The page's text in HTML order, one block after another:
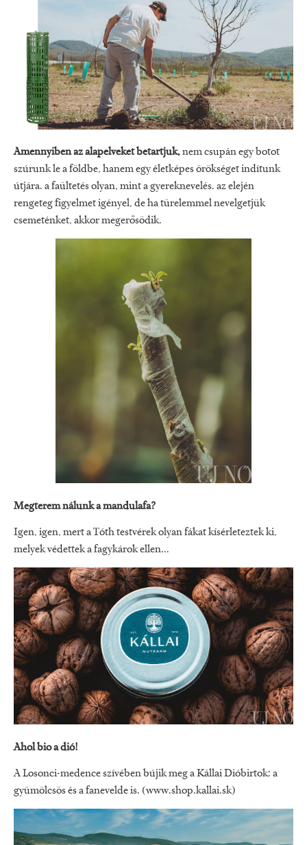
Amennyiben az alapelveket betartjuk,nem csupán egy botot
szúrunk le a földbe, hanem egy életképes örökséget indítunk
útjára. a faültetés olyan, mint a gyereknevelés. az elején
rengeteg figyelmet igényel, de ha türelemmel nevelgetjük
csemeténket, akkor megerősödik.
Megterem nálunk a mandulafa?
Igen, igen, mert a Tóth testvérek olyan fákat kísérleteztek ki,
melyek védettek a fagykárok ellen...
Ahol bio a dió!
A Losonci-medence szívében bújik meg a Kállai Dióbirtok: a
gyümölcsös és a fanevelde is. (www.shop.kallai.sk)